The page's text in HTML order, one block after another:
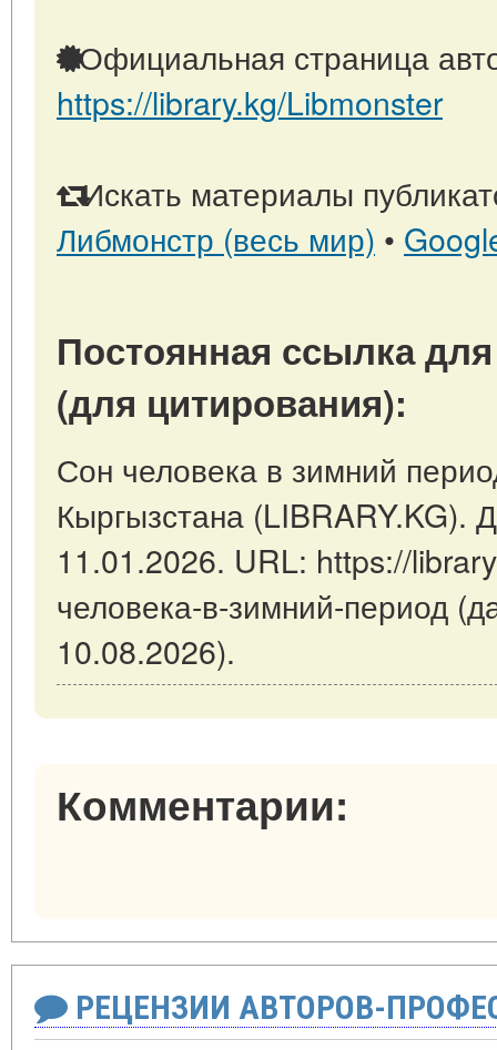
Официальная страница
https://library.kg/Libmonster
Искать материалы
Либмонстр (весь мир) •
Постоянная ссылка
(для цитирования):
Сон человека в зимний
Кыргызстана (LIBRARY.KG).
11.01.2026. URL: https://
человека-в-зимний-период
10.08.2026).
Комментарии:
РЕЦЕНЗИИ АВТОРОВ-